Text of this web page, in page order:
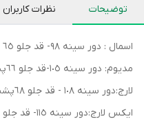
توضیحات نظرات کاربران
اسمال : دور سينه ٩٨- قد جلو ٦٥ پشت ٧٢
مديوم: دور سينه ١٠٥-قد جلو ٦٦پشت ٧٤
لارج:دور سينه ١٠٨ - قد جلو ٦٨پشت ٧٣
ايكس لارج:دور سينه ١١٥- قد جلو ٧٣ پشت ٧٧